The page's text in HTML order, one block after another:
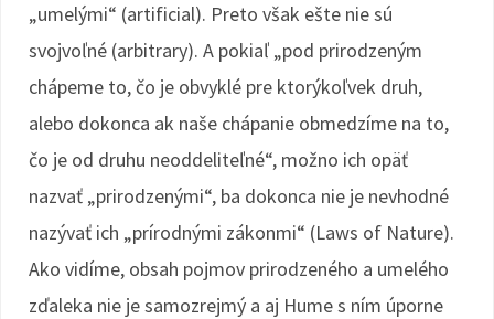
„umelými“ (artificial). Preto však ešte nie sú
svojvoľné (arbitrary). A pokiaľ „pod prirodzeným
chápeme to, čo je obvyklé pre ktorýkoľvek druh,
alebo dokonca ak naše chápanie obmedzíme na to,
čo je od druhu neoddeliteľné“, možno ich opäť
nazvať „prirodzenými“, ba dokonca nie je nevhodné
nazývať ich „prírodnými zákonmi“ (Laws of Nature).
Ako vidíme, obsah pojmov prirodzeného a umelého
zďaleka nie je samozrejmý a aj Hume s ním úporne